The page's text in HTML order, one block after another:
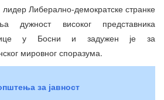
Либерално-демократске странке
дужност високог представника
у Босни и задужен је за
мировног споразума.
за јавност